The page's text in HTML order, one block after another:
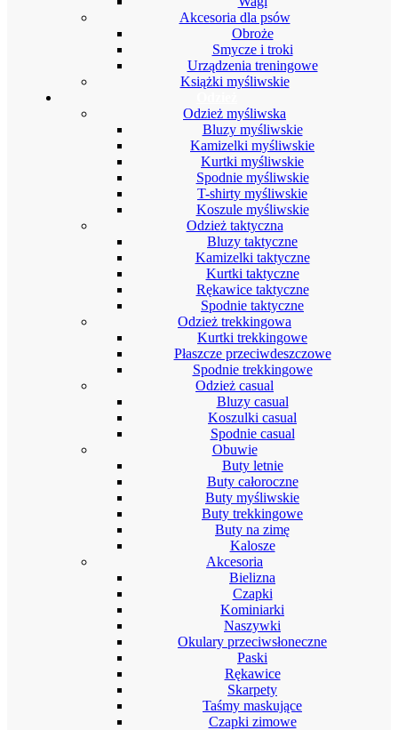
Akcesoria dla psów
Obroże
Smycze i troki
Urządzenia treningowe
Książki myśliwskie
Odzież myśliwska
Bluzy myśliwskie
Kamizelki myśliwskie
Kurtki myśliwskie
Spodnie myśliwskie
T-shirty myśliwskie
Koszule myśliwskie
Odzież taktyczna
Bluzy taktyczne
Kamizelki taktyczne
Kurtki taktyczne
Rękawice taktyczne
Spodnie taktyczne
Odzież trekkingowa
Kurtki trekkingowe
Płaszcze przeciwdeszczowe
Spodnie trekkingowe
Odzież casual
Bluzy casual
Koszulki casual
Spodnie casual
Obuwie
Buty letnie
Buty całoroczne
Buty myśliwskie
Buty trekkingowe
Buty na zimę
Kalosze
Akcesoria
Bielizna
Czapki
Kominiarki
Naszywki
Okulary przeciwsłoneczne
Paski
Rękawice
Skarpety
Taśmy maskujące
Czapki zimowe